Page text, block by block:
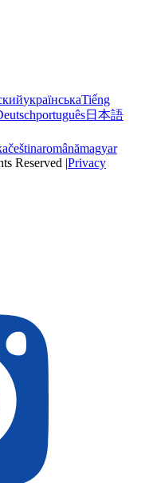
українськаTiếng
português日本語
češtinaromânămagyar
Reserved |Privacy